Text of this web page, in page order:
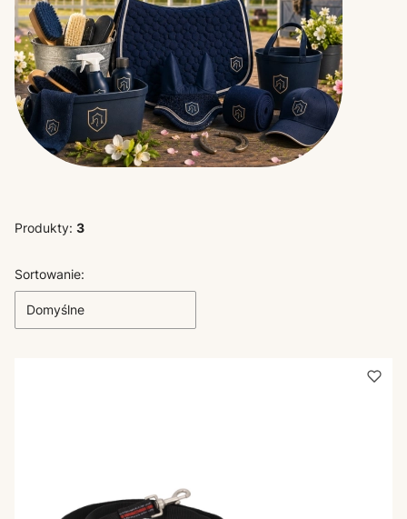
Produkty: 3
Lista produktów
Sortowanie:
Domyślne